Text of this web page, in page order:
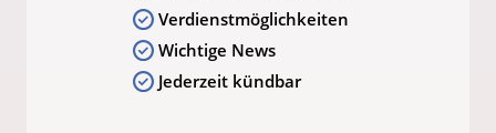
Verdienstmöglichkeiten
Wichtige News
Jederzeit kündbar